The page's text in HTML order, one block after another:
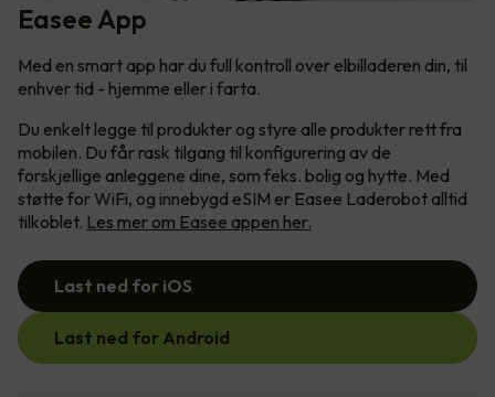
Easee App
Med en smart app har du full kontroll over elbilladeren din, til
enhver tid - hjemme eller i farta.
Du enkelt legge til produkter og styre alle produkter rett fra
mobilen. Du får rask tilgang til konfigurering av de
forskjellige anleggene dine, som feks. bolig og hytte. Med
støtte for WiFi, og innebygd eSIM er Easee Laderobot alltid
tilkoblet. Les mer om Easee appen her.
Last ned for iOS
Last ned for Android